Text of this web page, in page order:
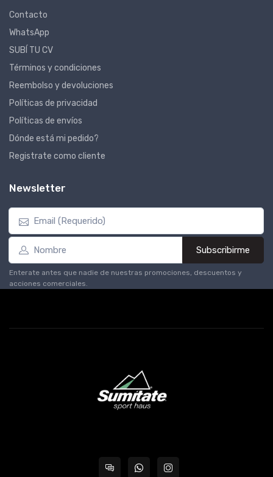
Contacto
WhatsApp
SUBÍ TU CV
Términos y condiciones
Reembolso y devoluciones
Políticas de privacidad
Políticas de envíos
Dónde está mi pedido?
Registrate como cliente
Newsletter
Subscribirme
Enterate antes que nadie de nuestras promociones, descuentos y
acciones comerciales.